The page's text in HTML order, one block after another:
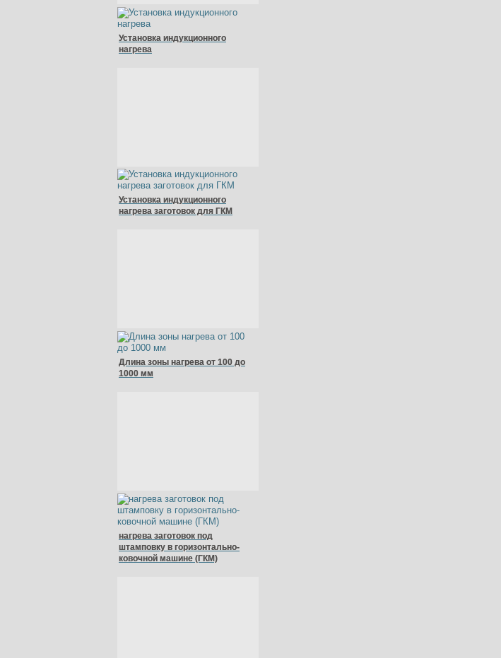
Установка индукционного
нагрева
Установка индукционного
нагрева заготовок для ГКМ
Длина зоны нагрева от 100 до
1000 мм
нагрева заготовок под
штамповку в горизонтально-
ковочной машине (ГКМ)